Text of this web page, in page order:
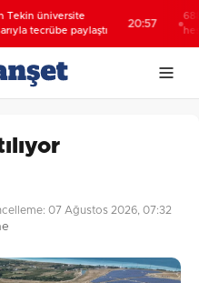
üniversite
paylaştı
688
07 Ağustos 2026, 07:32